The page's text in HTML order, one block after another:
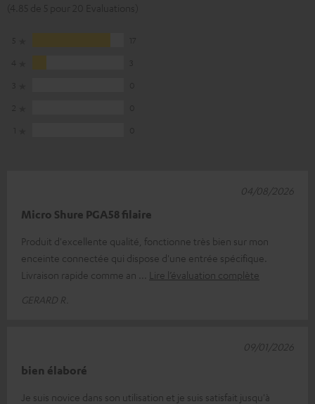
Micro Shure PGA58 filaire
Produit d'excellente qualité, fonctionne très bien sur mon
enceinte connectée qui dispose d'une entrée spécifique.
Livraison rapide comme an
Lire l’évaluation complète
GERARD R.
04/08/2026
bien élaboré
Je suis novice dans son utilisation et je suis satisfait jusqu'à
09/01/2026